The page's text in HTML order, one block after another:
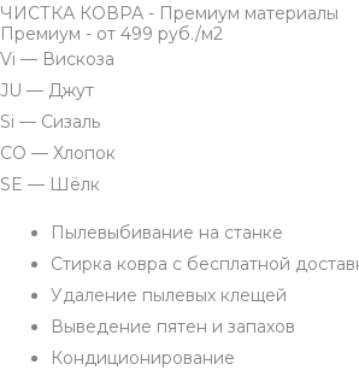
ЧИСТКА КОВРА - Премиум материалы
Премиум - от 499 руб./м2
Vi — Вискоза
JU — Джут
Si — Сизаль
СO — Хлопок
SE — Шёлк
Пылевыбивание на станке
Стирка ковра с бесплатной
Удаление пылевых клещей
Выведение пятен и запахов
Кондиционирование